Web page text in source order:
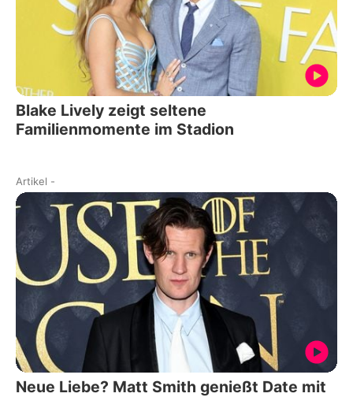
Blake Lively zeigt seltene
Familienmomente im Stadion
Artikel -
Neue Liebe? Matt Smith genießt Date mit